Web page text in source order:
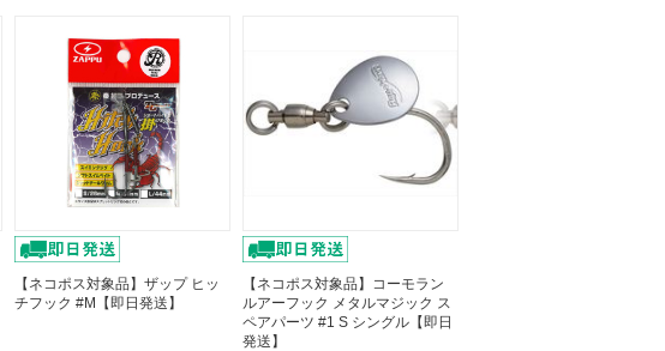
【ネコポス対象品】ザップ ヒッ
チフック #M【即日発送】
【ネコポス対象品】コーモラン
ルアーフック メタルマジック ス
ペアパーツ #1 S シングル【即日
発送】